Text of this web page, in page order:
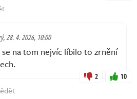
28. 4. 2026, 10:00
na tom nejvíc líbilo to zrnění
2 10